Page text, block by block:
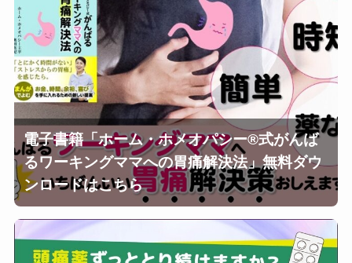
電子書籍「ホーム・ホメオパシー®︎式がんば
るワーキングママへの胃痛解決法」無料ダウ
ンロードはこちら